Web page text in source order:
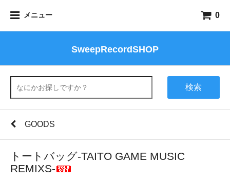
メニュー 0
SweepRecordSHOP
検索
GOODS
トートバッグ-TAITO GAME MUSIC
REMIXS-